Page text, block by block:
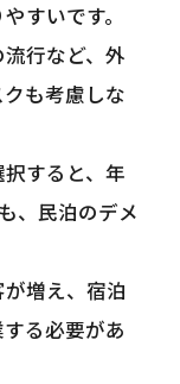
すいです。
行など、外
も考慮しな
すると、年
、民泊のデメ
増え、宿泊
る必要があ